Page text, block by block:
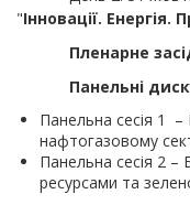
"Інновації. Енергія.
Пленарне
Панельні
Панельна сесія 1 –
нафтогазовому
Панельна сесія 2 –
ресурсами та